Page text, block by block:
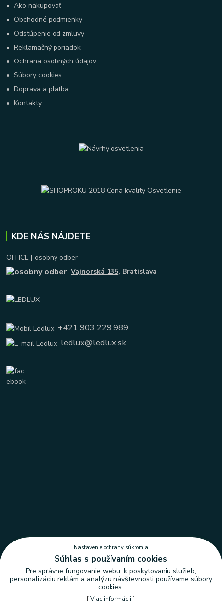
•Ako nakupovať
• Obchodné podmienky
• Odstúpenie od zmluvy
•Reklamačný poriadok
• Ochrana osobných údajov
•Súbory cookies
•Doprava a platba
•Kontakty
KDE NÁS NÁJDETE
OFFICE | osobný odber
Vajnorská 135, Bratislava
+421 903 229 989
ledlux@ledlux.sk
Nastavenie ochrany súkromia
Súhlas s používaním cookies
Pre správne fungovanie webu, k poskytovaniu služieb,
personalizáciu reklám a analýzu návštevnosti používame súbory
cookies.
[Viac informácii ]